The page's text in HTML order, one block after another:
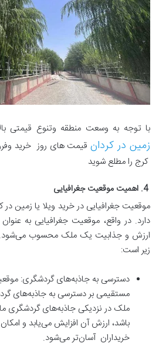
با توجه به وسعت منطقه وتنوع قیمتی
زمین در کردانقیمت های روز خرید
کرج را مطلع شوید
4. اهمیت موقعیت جغرافیایی
موقعیت جغرافیایی در خرید ویلا یا زمین
دارد. در واقع، موقعیت جغرافیایی به
ارزش و جذابیت یک ملک محسوب می‌شود.
زیر است:
دسترسی به جاذبه‌های گردشگری:
مستقیمی بر دسترسی به جاذبه‌های
ملک در نزدیکی جاذبه‌های گردشگری
باشد، ارزش آن افزایش می‌یابد و امکان
خریداران آسان‌تر می‌شود.